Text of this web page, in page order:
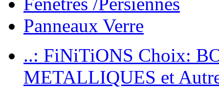
Panneaux Verre
..: FiNiTiONS Choix:
METALLIQUES et